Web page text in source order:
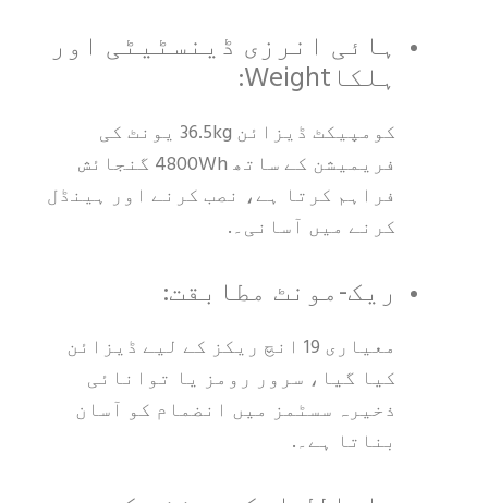
ہائی انرزی ڈینسٹیٹی اور
ہلکاWeight:
کومپیکٹ ڈیزائن 36.5kg یونٹ کی
فریمیشن کے ساتھ 4800Wh گنجائش
فراہم کرتا ہے، نصب کرنے اور ہینڈل
کرنے میں آسانی۔.
ریک-مونٹ مطابقت:
معیاری 19 انچ ریکز کے لیے ڈیزائن
کیا گیا، سرور رومز یا توانائی
ذخیرہ سسٹمز میں انضمام کو آسان
بناتا ہے۔.